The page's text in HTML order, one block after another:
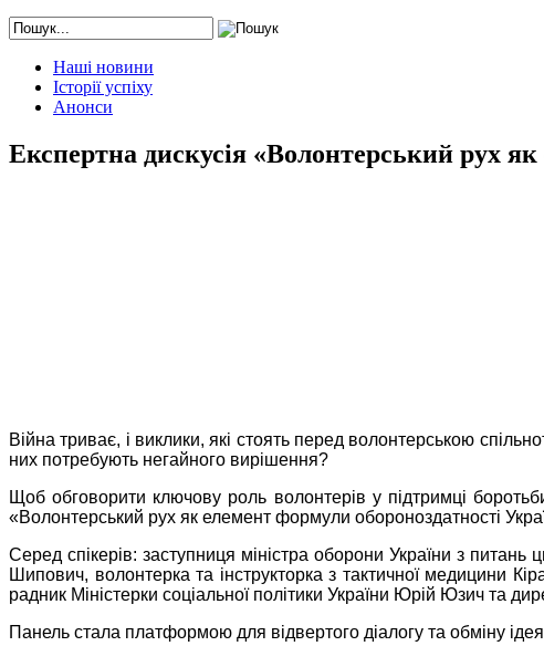
Наші новини
Історії успіху
Анонси
Експертна дискусія «Волонтерський рух
Війна триває, і виклики, які стоять перед волонтерською
них потребують негайного вирішення?
Щоб обговорити ключову роль волонтерів у підтримці
«Волонтерський рух як елемент формули обороноздатності
Серед спікерів: заступниця міністра оборони України з
Шипович, волонтерка та інструкторка з тактичної медицини
радник Міністерки соціальної політики України Юрій Юзич та
Панель стала платформою для відвертого діалогу та обміну